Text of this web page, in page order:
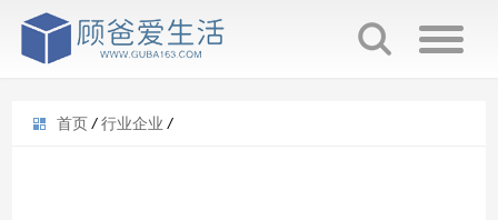
首页 / 行业企业 /